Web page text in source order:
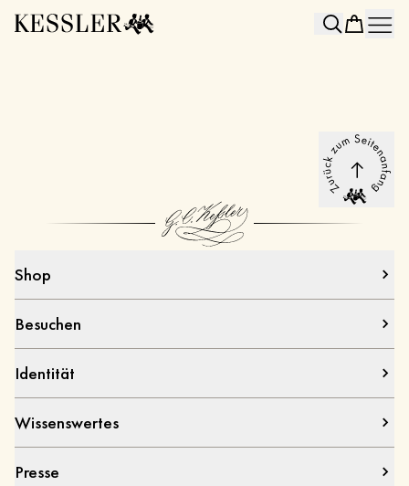
Search
Shop
Besuchen
Identität
Wissenswertes
Presse